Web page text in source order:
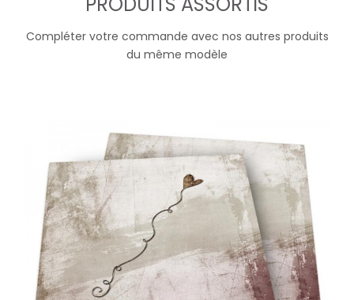
Compléter votre commande avec nos autres produits
du même modèle